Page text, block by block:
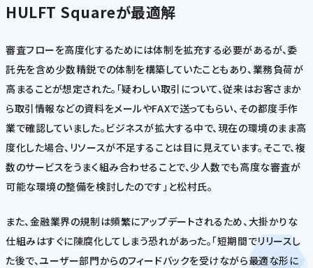
HULFT Squareが最適解
審査フローを高度化するためには体制を拡充する必要があるが、委
託先を含め少数精鋭での体制を構築していたこともあり、業務負荷が
高まることが想定された。「疑わしい取引について、従来はお客さまか
ら取引情報などの資料をメールやFAXで送ってもらい、その都度手作
業で確認していました。ビジネスが拡大する中で、現在の環境のまま高
度化した場合、リソースが不足することは目に見えています。そこで、複
数のサービスをうまく組み合わせることで、少人数でも高度な審査が
可能な環境の整備を検討したのです」と松村氏。
また、金融業界の規制は頻繁にアップデートされるため、大掛かりな
仕組みはすぐに陳腐化してしまう恐れがあった。「短期間でリリースし
た後で、ユーザー部門からのフィードバックを受けながら最適な形に